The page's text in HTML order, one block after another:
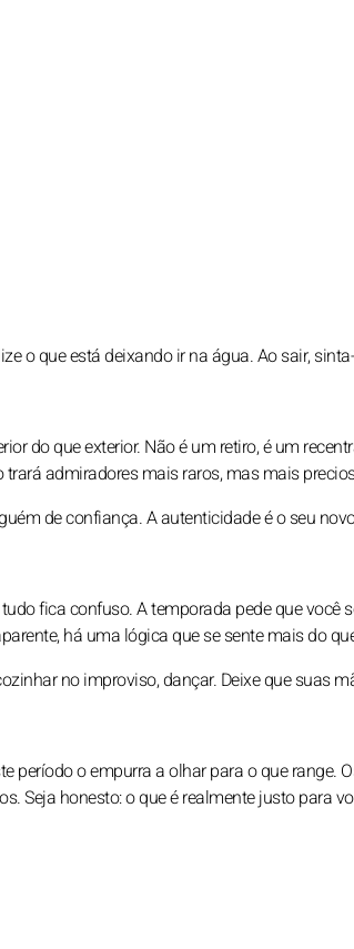
o que está deixando ir na água. Ao sair,
do que exterior. Não é um retiro, é um
admiradores mais raros, mas mais
de confiança. A autenticidade é o seu
fica confuso. A temporada pede que você
há uma lógica que se sente mais do
no improviso, dançar. Deixe que suas
período o empurra a olhar para o que range.
Seja honesto: o que é realmente justo para